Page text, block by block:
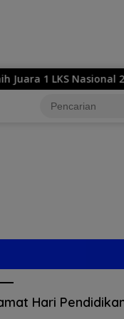
1 LKS Nasional 2026
Hari